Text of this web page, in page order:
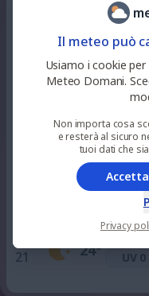
UV 2
30° UV 7
32°
0%
UV 8
29°
0%
UV 3
21 24° UV 0
Il meteo può
Usiamo i cookie
Meteo Domani.
Non importa cosa
e resterà al sicuro
tuoi dati che
Accetta
Privacy